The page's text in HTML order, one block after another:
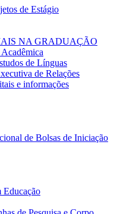
de Estágio
NA GRADUAÇÃO
de Línguas
de Relações
e informações
de Bolsas de Iniciação
Educação